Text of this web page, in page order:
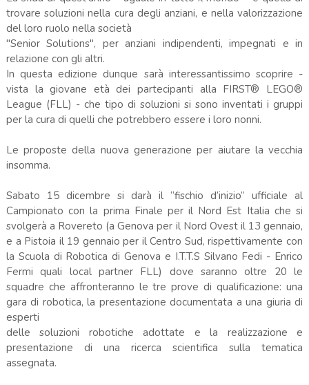
trovare soluzioni nella cura degli anziani, e nella valorizzazione
del loro ruolo nella società
"Senior Solutions", per anziani indipendenti, impegnati e in
relazione con gli altri.
In questa edizione dunque sarà interessantissimo scoprire -
vista la giovane età dei partecipanti alla FIRST® LEGO®
League (FLL) - che tipo di soluzioni si sono inventati i gruppi
per la cura di quelli che potrebbero essere i loro nonni.
Le proposte della nuova generazione per aiutare la vecchia
insomma.
Sabato 15 dicembre si darà il “fischio d’inizio” ufficiale al
Campionato con la prima Finale per il Nord Est Italia che si
svolgerà a Rovereto (a Genova per il Nord Ovest il 13 gennaio,
e a Pistoia il 19 gennaio per il Centro Sud, rispettivamente con
la Scuola di Robotica di Genova e I.T.T.S Silvano Fedi - Enrico
Fermi quali local partner FLL) dove saranno oltre 20 le
squadre che affronteranno le tre prove di qualificazione: una
gara di robotica, la presentazione documentata a una giuria di
esperti
delle soluzioni robotiche adottate e la realizzazione e
presentazione di una ricerca scientifica sulla tematica
assegnata.